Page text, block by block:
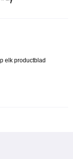
elk productblad